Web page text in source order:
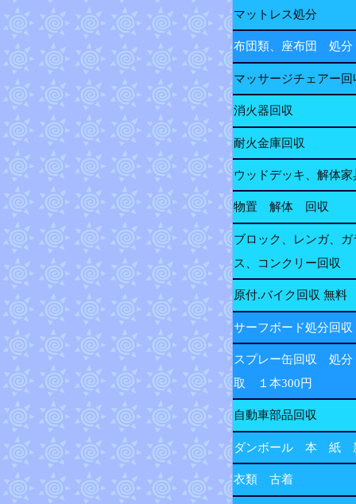
マットレス処分
布団類、座布団 処分
マッサージチェアー回
消火器回収
耐火金庫回収
ウッドデッキ、解体家
物置 解体 回収
ブロック、レンガ、ガ
ス、コンクリー回収
原付.バイク回収 無料
サーフボード処分回収
スプレー缶回収 処
取 １本300円
自動車部品回収
ダンボール 本 紙
衣類 古着